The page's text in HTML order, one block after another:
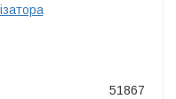
51867